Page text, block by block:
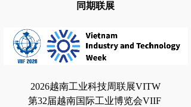
同期联展
2026越南工业科技周联展VITW
第32届越南国际工业博览会VIIF